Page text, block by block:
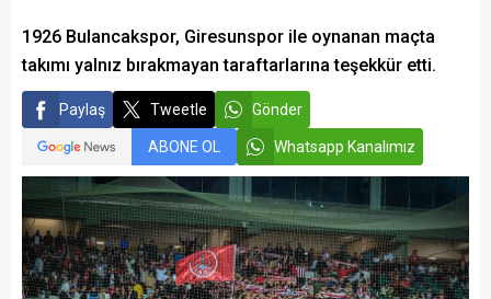
1926 Bulancakspor, Giresunspor ile oynanan maçta
takımı yalnız bırakmayan taraftarlarına teşekkür etti.
Paylaş Tweetle Gönder
ABONE OL Whatsapp Kanalımız